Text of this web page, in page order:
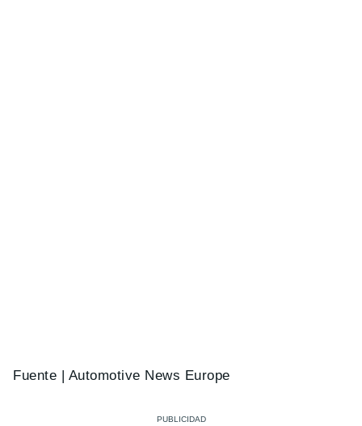
Fuente | Automotive News Europe